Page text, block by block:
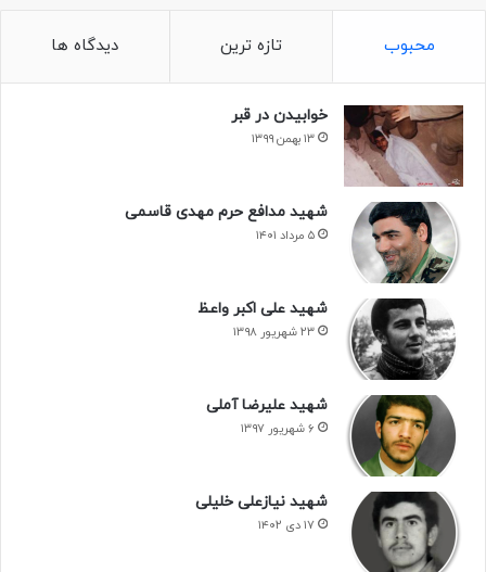
شهید مدافع حرم
محبوب تازه ترین دیدگاه ها
خوابیدن در قبر
۱۳ بهمن ۱۳۹۹
شهید مدافع حرم مهدی قاسمی
۵ مرداد ۱۴۰۱
شهید علی اکبر واعظ
۲۳ شهریور ۱۳۹۸
شهید علیرضا آملی
۶ شهریور ۱۳۹۷
شهید نیازعلی خلیلی
۱۷ دی ۱۴۰۲